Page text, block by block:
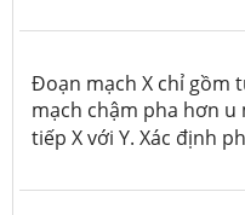
Đoạn mạch X chỉ gồm
mạch chậm pha hơn u
tiếp X với Y. Xác định